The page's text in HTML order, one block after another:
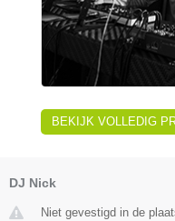
BEKIJK VOLLEDIG
DJ Nick
Niet gevestigd in de